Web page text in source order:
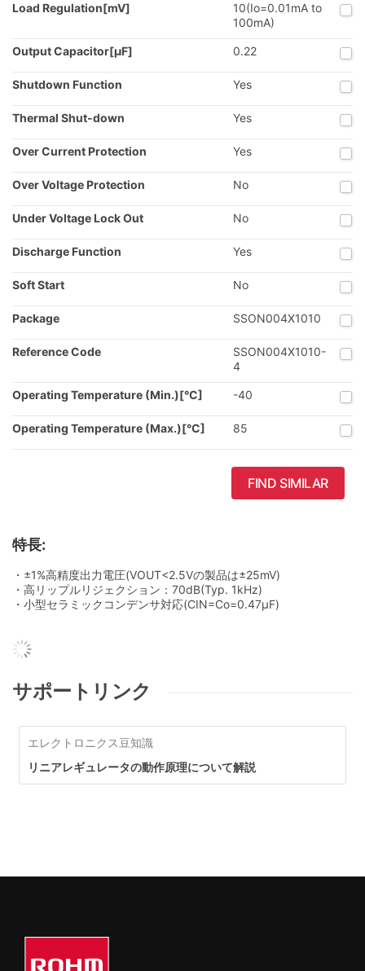
Load Regulation[mV]
10(Io=0.01mA to
100mA)
Output Capacitor[µF] 0.22
Shutdown Function Yes
Thermal Shut-down Yes
Over Current Protection Yes
Over Voltage Protection No
Under Voltage Lock Out No
Discharge Function Yes
Soft Start No
Package SSON004X1010
Reference Code
SSON004X1010-
4
Operating Temperature (Min.)[°C] -40
Operating Temperature (Max.)[°C] 85
FIND SIMILAR
特長:
・±1%高精度出力電圧(VOUT<2.5Vの製品は±25mV)
・高リップルリジェクション：70dB(Typ. 1kHz)
・小型セラミックコンデンサ対応(CIN=Co=0.47µF)
サポートリンク
エレクトロニクス豆知識
リニアレギュレータの動作原理について解説